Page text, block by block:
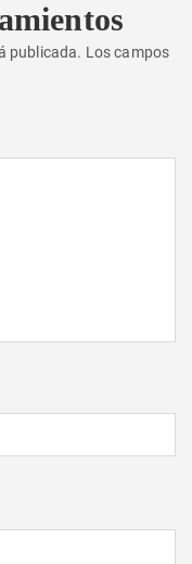
publicada. Los campos